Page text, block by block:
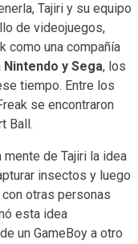
Tajiri y su equipo
de videojuegos,
como una compañía
Nintendo y Sega, los
tiempo. Entre los
se encontraron
Ball.
mente de Tajiri la idea
insectos y luego
otras personas
esta idea
un GameBoy a otro